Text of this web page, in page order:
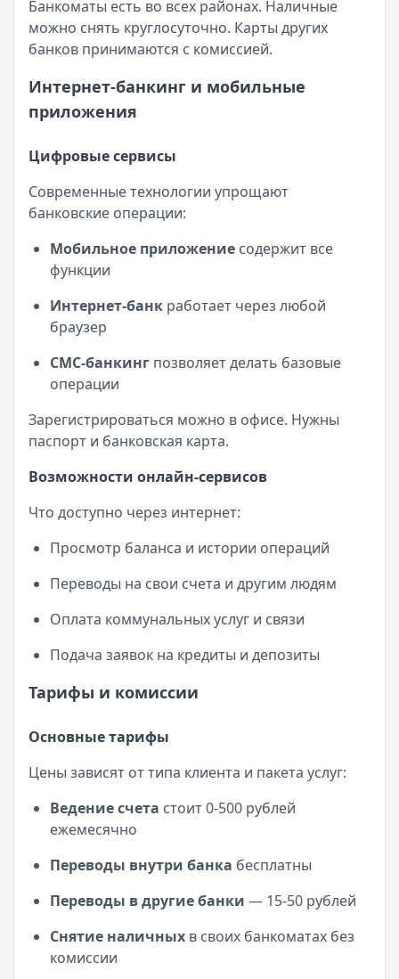
Банкоматы есть во всех районах. Наличные
можно снять круглосуточно. Карты других
банков принимаются с комиссией.
Интернет-банкинг и мобильные
приложения
Цифровые сервисы
Современные технологии упрощают
банковские операции:
Мобильное приложение содержит все
функции
Интернет-банк работает через любой
браузер
СМС-банкинг позволяет делать базовые
операции
Зарегистрироваться можно в офисе. Нужны
паспорт и банковская карта.
Возможности онлайн-сервисов
Что доступно через интернет:
Просмотр баланса и истории операций
Переводы на свои счета и другим людям
Оплата коммунальных услуг и связи
Подача заявок на кредиты и депозиты
Тарифы и комиссии
Основные тарифы
Цены зависят от типа клиента и пакета услуг:
Ведение счета стоит 0-500 рублей
ежемесячно
Переводы внутри банка бесплатны
Переводы в другие банки — 15-50 рублей
Снятие наличных в своих банкоматах без
комиссии